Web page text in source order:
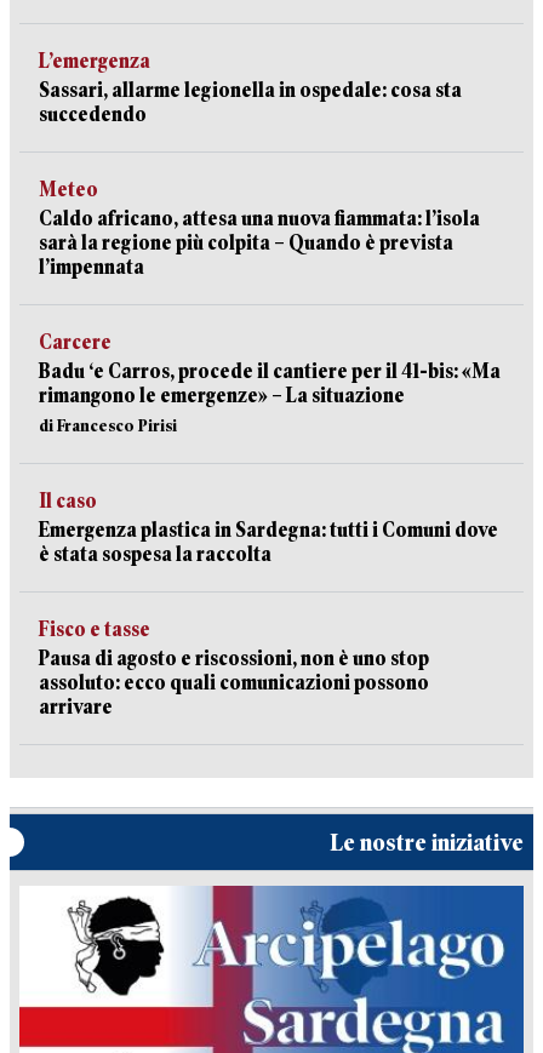
L’emergenza
Sassari, allarme legionella in ospedale: cosa sta
succedendo
Meteo
Caldo africano, attesa una nuova fiammata: l’isola
sarà la regione più colpita – Quando è prevista
l’impennata
Carcere
Badu ‘e Carros, procede il cantiere per il 41-bis: «Ma
rimangono le emergenze» – La situazione
di Francesco Pirisi
Il caso
Emergenza plastica in Sardegna: tutti i Comuni dove
è stata sospesa la raccolta
Fisco e tasse
Pausa di agosto e riscossioni, non è uno stop
assoluto: ecco quali comunicazioni possono
arrivare
Le nostre iniziative